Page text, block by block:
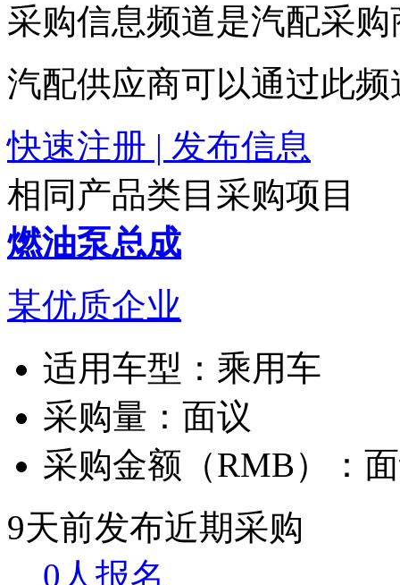
采购信息频道是汽配采
汽配供应商可以通过此
快速注册 | 发布信息
相同产品类目采购项目
燃油泵总成
某优质企业
适用车型： 乘用车
采购量： 面议
采购金额（RMB）：
9天前发布近期采购
0人报名